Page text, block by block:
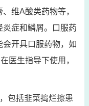
维A酸类药物等，
症和鳞屑。口服药
开具口服药物，如
医生指导下使用，
包括韭菜捣烂擦患